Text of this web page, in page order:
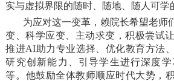
实与虚拟界限的随时、随地、随人可学
为应对这一变革，赖院长希望老师
变、科学应变、主动求变，积极尝试
推进AI助力专业选择、优化教育方法
研究创新能力、引导学生进行深度
等。他鼓励全体教师顺应时代大势，